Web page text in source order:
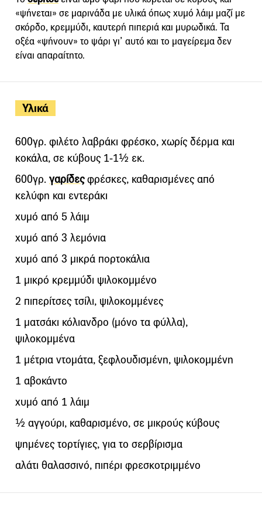
Υλικά
600γρ. φιλέτο λαβράκι φρέσκο, χωρίς δέρμα και
κοκάλα, σε κύβους 1-1½ εκ.
600γρ. γαρίδεςφρέσκες, καθαρισμένες από
κελύφη και εντεράκι
χυμό από 5 λάιμ
χυμό από 3 λεμόνια
χυμό από 3 μικρά πορτοκάλια
1 μικρό κρεμμύδι ψιλοκομμένο
2 πιπερίτσες τσίλι, ψιλοκομμένες
1 ματσάκι κόλιανδρο (μόνο τα φύλλα),
ψιλοκομμένα
1 μέτρια ντομάτα, ξεφλουδισμένη, ψιλοκομμένη
1 αβοκάντο
χυμό από 1 λάιμ
½ αγγούρι, καθαρισμένο, σε μικρούς κύβους
ψημένες τορτίγιες, για το σερβίρισμα
αλάτι θαλασσινό, πιπέρι φρεσκοτριμμένο
«ψήνεται» σε μαρινάδα με υλικά όπως χυμό λάιμ μαζί με
σκόρδο, κρεμμύδι, καυτερή πιπεριά και μυρωδικά. Τα
οξέα «ψήνουν» το ψάρι γι’ αυτό και το μαγείρεμα δεν
είναι απαραίτητο.